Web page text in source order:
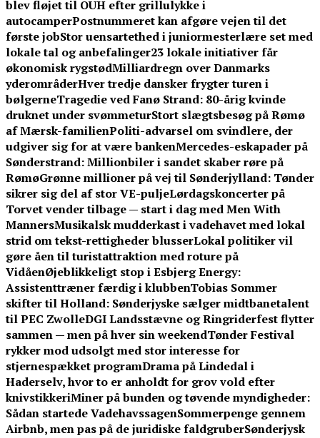
blev fløjet til OUH efter grillulykke i
autocamperPostnummeret kan afgøre vejen til det
første jobStor uensartethed i juniormesterlære set med
lokale tal og anbefalinger23 lokale initiativer får
økonomisk rygstødMilliardregn over Danmarks
yderområderHver tredje dansker frygter turen i
bølgerneTragedie ved Fanø Strand: 80-årig kvinde
druknet under svømmeturStort slægtsbesøg på Rømø
af Mærsk-familienPoliti-advarsel om svindlere, der
udgiver sig for at være bankenMercedes-eskapader på
Sønderstrand: Millionbiler i sandet skaber røre på
RømøGrønne millioner på vej til Sønderjylland: Tønder
sikrer sig del af stor VE-puljeLørdagskoncerter på
Torvet vender tilbage — start i dag med Men With
MannersMusikalsk mudderkast i vadehavet med lokal
strid om tekst-rettigheder blusserLokal politiker vil
gøre åen til turistattraktion med roture på
VidåenØjeblikkeligt stop i Esbjerg Energy:
Assistenttræner færdig i klubbenTobias Sommer
skifter til Holland: Sønderjyske sælger midtbanetalent
til PEC ZwolleDGI Landsstævne og Ringriderfest flytter
sammen — men på hver sin weekendTønder Festival
rykker mod udsolgt med stor interesse for
stjernespækket programDrama på Lindedal i
Haderselv, hvor to er anholdt for grov vold efter
knivstikkeriMiner på bunden og tøvende myndigheder:
Sådan startede VadehavssagenSommerpenge gennem
Airbnb, men pas på de juridiske faldgruberSønderjysk